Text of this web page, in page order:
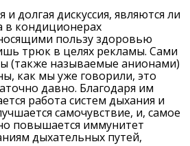
долгая дискуссия, являются ли
в кондиционерах
пользу здоровью
трюк в целях рекламы. Сами
(также называемые анионами)
как мы уже говорили, это
давно. Благодаря им
работа систем дыхания и
самочувствие, и, самое
повышается иммунитет
дыхательных путей,